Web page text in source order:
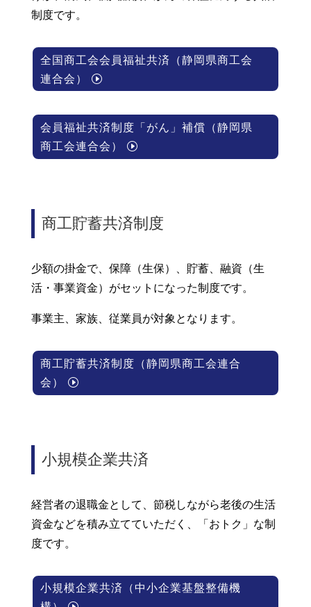
制度です。
全国商工会会員福祉共済（静岡県商工会
連合会）
会員福祉共済制度「がん」補償（静岡県
商工会連合会）
商工貯蓄共済制度
少額の掛金で、保障（生保）、貯蓄、融資（生
活・事業資金）がセットになった制度です。
事業主、家族、従業員が対象となります。
商工貯蓄共済制度（静岡県商工会連合
会）
小規模企業共済
経営者の退職金として、節税しながら老後の生活
資金などを積み立てていただく、「おトク」な制
度です。
小規模企業共済（中小企業基盤整備機